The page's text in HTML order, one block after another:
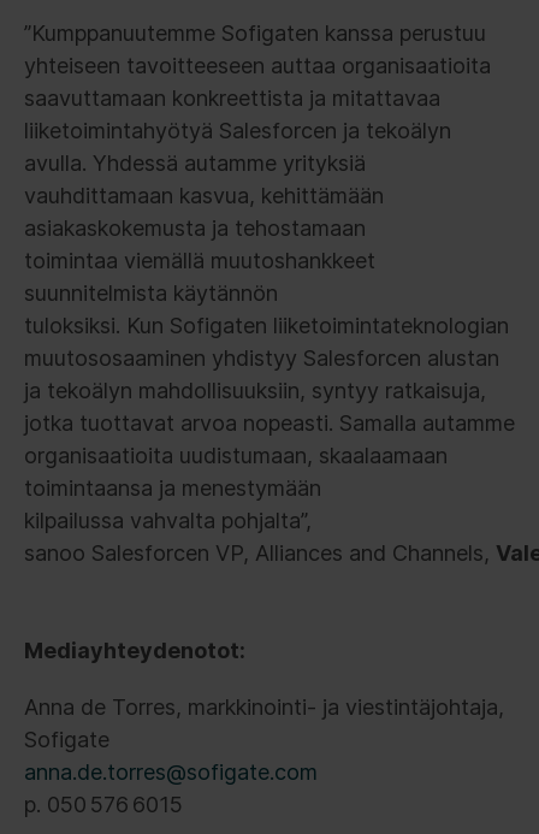
”Kumppanuutemme Sofigaten kanssa perustuu
yhteiseen tavoitteeseen auttaa organisaatioita
saavuttamaan konkreettista ja mitattavaa
liiketoimintahyötyä Salesforcen ja tekoälyn
avulla. Yhdessä autamme yrityksiä
vauhdittamaan kasvua, kehittämään
asiakaskokemusta ja tehostamaan
toimintaa viemällä muutoshankkeet
suunnitelmista käytännön
tuloksiksi. Kun Sofigaten liiketoimintateknologian
muutososaaminen yhdistyy Salesforcen alustan
ja tekoälyn mahdollisuuksiin, syntyy ratkaisuja,
jotka tuottavat arvoa nopeasti. Samalla autamme
organisaatioita uudistumaan, skaalaamaan
toimintaansa ja menestymään
kilpailussa vahvalta pohjalta”,
sanoo Salesforcen VP, Alliances and Channels,
Mediayhteydenotot:
Anna de Torres, markkinointi- ja viestintäjohtaja,
Sofigate
anna.de.torres@sofigate.com
p. 050 576 6015